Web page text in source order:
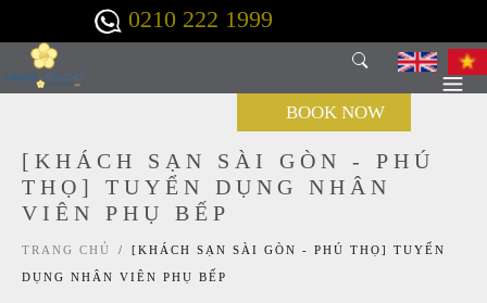
Nhảy đến nội dung0210 222 1999
BOOK NOW
[KHÁCH SẠN SÀI GÒN - PHÚ
THỌ] TUYỂN DỤNG NHÂN
VIÊN PHỤ BẾP
TRANG CHỦ / [KHÁCH SẠN SÀI GÒN - PHÚ THỌ] TUYỂN
DỤNG NHÂN VIÊN PHỤ BẾP